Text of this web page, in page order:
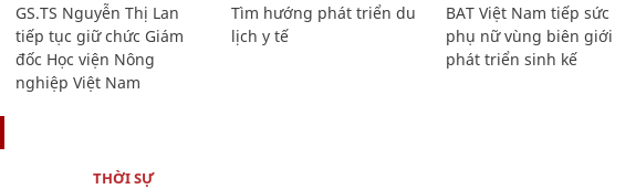
GS.TS Nguyễn Thị Lan
tiếp tục giữ chức Giám
đốc Học viện Nông
nghiệp Việt Nam
Tìm hướng phát triển du
lịch y tế
BAT Việt Nam tiếp sức
phụ nữ vùng biên giới
phát triển sinh kế
THỜI SỰ